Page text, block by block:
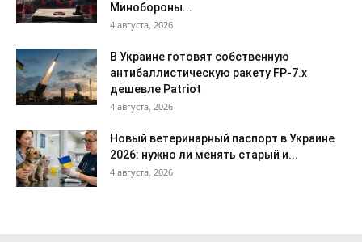
Минобороны...
4 августа, 2026
В Украине готовят собственную
антибаллистическую ракету FP-7.x
дешевле Patriot
4 августа, 2026
Новый ветеринарный паспорт в Украине
2026: нужно ли менять старый и...
4 августа, 2026